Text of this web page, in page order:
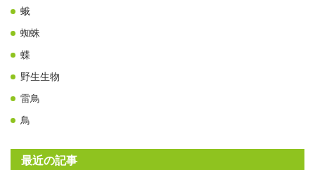
蛾
蜘蛛
蝶
野生生物
雷鳥
鳥
最近の記事